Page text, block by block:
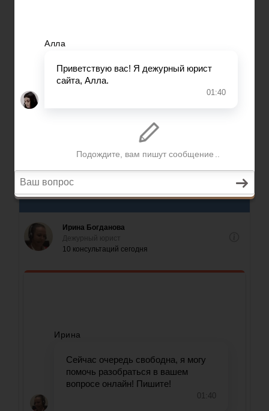
Основные аспекты
консультационной
помощи
призывникам